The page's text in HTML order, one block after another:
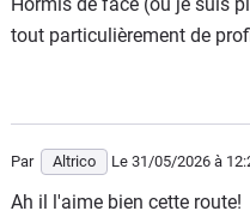
tout particulièrement de
Par Altrico Le 31/05/2026 à
Ah il l'aime bien cette route!